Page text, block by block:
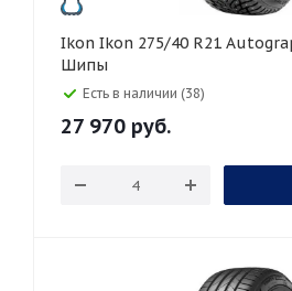
Ikon Ikon 275/40 R21 Autograph Ice 9 SUV 107T
Шипы
Есть в наличии (38)
27 970 руб.